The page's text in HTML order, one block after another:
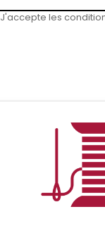
J'accepte les